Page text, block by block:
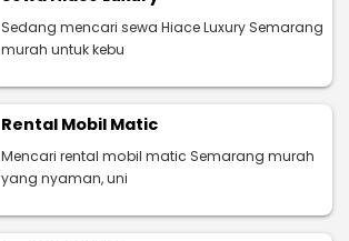
Sedang mencari sewa Hiace Luxury Semarang
murah untuk kebu
Rental Mobil Matic
Mencari rental mobil matic Semarang murah
yang nyaman, uni